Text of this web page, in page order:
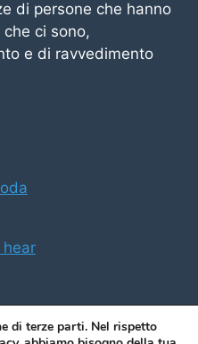
di persone che hanno
ci sono,
e di ravvedimento
di terze parti. Nel rispetto